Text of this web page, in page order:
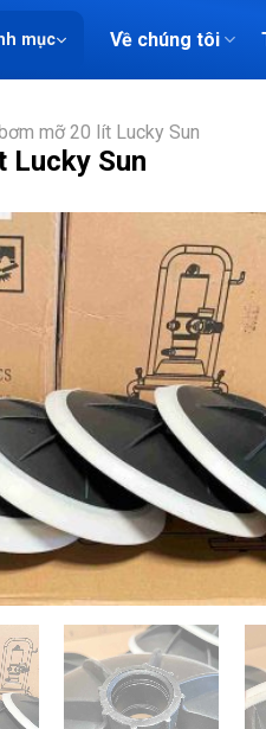
mục Về chúng tôi
mỡ 20 lít Lucky Sun
Lucky Sun